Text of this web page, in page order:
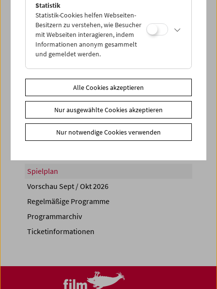
PROGRAMM ÜBERBLICK
Spielplan
Vorschau Sept / Okt 2026
Regelmäßige Programme
Programmarchiv
Ticketinformationen
Statistik
Statistik-Cookies helfen Webseiten-
Besitzern zu verstehen, wie Besucher
mit Webseiten interagieren, indem
Informationen anonym gesammelt
und gemeldet werden.
Alle Cookies akzeptieren
Nur ausgewählte Cookies akzeptieren
Nur notwendige Cookies verwenden